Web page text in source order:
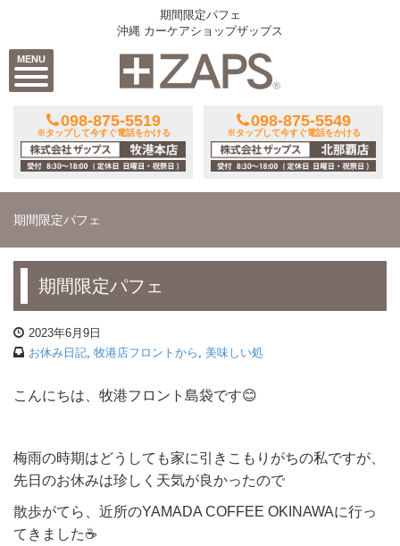
MENU
期間限定パフェ
沖縄 カーケアショップザップス
098-875-5519
※タップして今すぐ電話をかける
098-875-5549
※タップして今すぐ電話をかける
期間限定パフェ
期間限定パフェ
2023年6月9日
お休み日記 牧港店フロントから 美味しい処
こんにちは、牧港フロント島袋です😊
梅雨の時期はどうしても家に引きこもりがちの私ですが、
先日のお休みは珍しく天気が良かったので
散歩がてら、近所のYAMADA COFFEE OKINAWAに行っ
てきました☕